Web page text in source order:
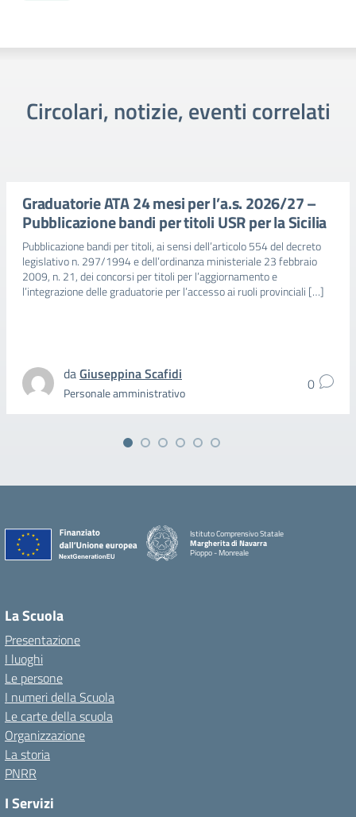
Circolari, notizie, eventi correlati
Graduatorie ATA 24 mesi per l’a.s. 2026/27 –
Pubblicazione bandi per titoli USR per la Sicilia
Pubblicazione bandi per titoli, ai sensi dell’articolo 554 del decreto
legislativo n. 297/1994 e dell’ordinanza ministeriale 23 febbraio
2009, n. 21, dei concorsi per titoli per l’aggiornamento e
l’integrazione delle graduatorie per l’accesso ai ruoli provinciali […]
daGiuseppina Scafidi
Personale amministrativo 0
Istituto Comprensivo Statale
Margherita di Navarra
Pioppo - Monreale
La Scuola
Presentazione
I luoghi
Le persone
I numeri della Scuola
Le carte della scuola
Organizzazione
La storia
PNRR
I Servizi